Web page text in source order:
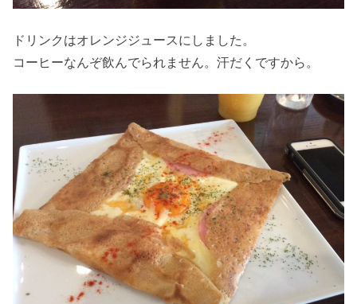
ドリンクはオレンジジュースにしました。
コーヒーなんぞ飲んでられません。汗だくですから。